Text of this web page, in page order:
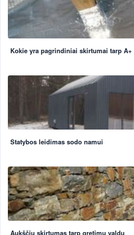
Kokie yra pagrindiniai skirtumai tarp
Statybos leidimas sodo namui
Aukščių skirtumas tarp gretimų valdų